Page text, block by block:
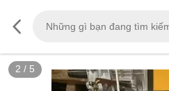
3 / 5